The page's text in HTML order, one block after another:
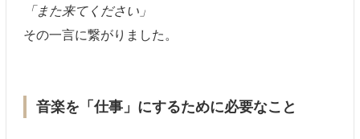
「また来てください」
その一言に繋がりました。
音楽を「仕事」にするために必要なこと